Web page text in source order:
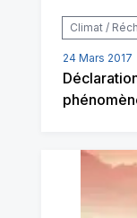
Climat /
24 Mars 2017